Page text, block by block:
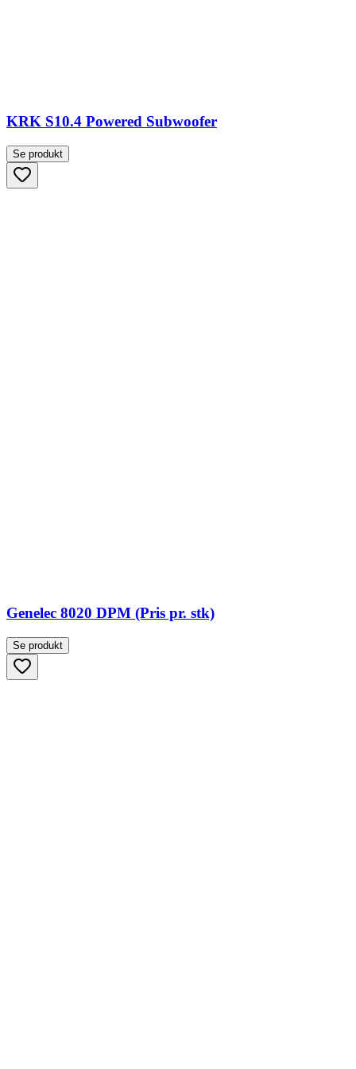
KRK S10.4 Powered Subwoofer
Se produkt
Genelec 8020 DPM (Pris pr. stk)
Se produkt